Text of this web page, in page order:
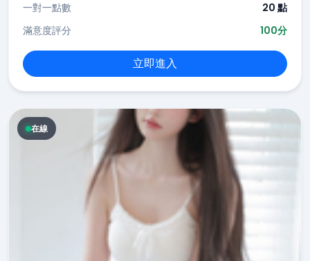
一對一點數
20 點
滿意度評分
100分
立即進入
在線